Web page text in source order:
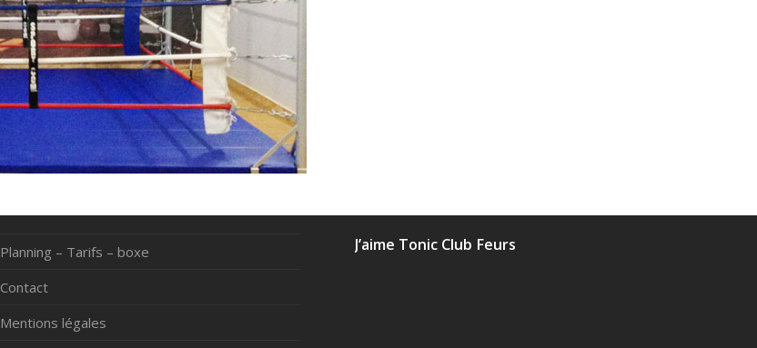
Planning – Tarifs – boxe
Contact
Mentions légales
J’aime Tonic Club Feurs